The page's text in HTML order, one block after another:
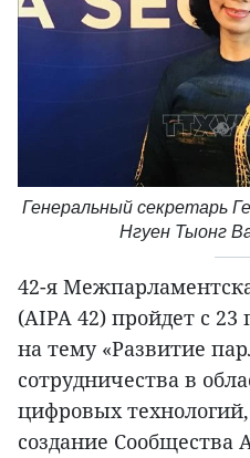
Генеральный секретарь
Нгуен Тыонг
42-я
(AIPA 42) пройдет с 23
на тему «Развитие
сотрудничества в
цифровых
создание Сообщества